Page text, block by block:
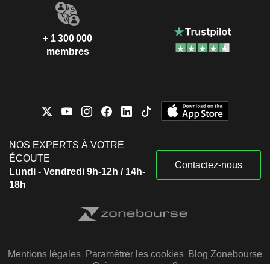
+ 1 300 000
membres
NOS EXPERTS À VOTRE
ÉCOUTE
Lundi - Vendredi 9h-12h / 14h-
18h
Contactez-nous
Mentions légales Paramétrer les cookies Blog Zonebourse